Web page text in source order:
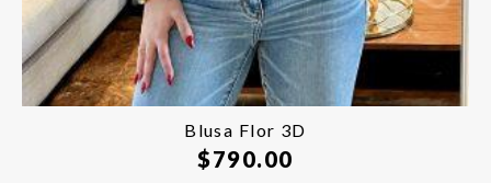
Blusa Flor 3D
$790.00